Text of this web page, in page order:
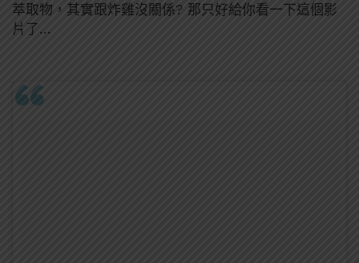
萃取物，其實跟炸雞沒關係? 那只好給你看一下這個影
片了…